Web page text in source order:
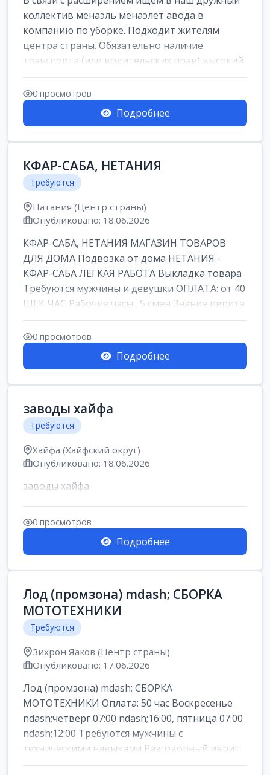
коллектив менаэль менаэлет авода в
компанию по уборке. Подходит жителям
центра страны. Обязательно наличие
транспорта (или водительских прав) высокий
уровень и...
0 просмотров
Подробнее
КФАР-САБА, НЕТАНИЯ
Требуются
Натания (Центр страны)
Опубликовано: 18.06.2026
КФАР-САБА, НЕТАНИЯ МАГАЗИН ТОВАРОВ
ДЛЯ ДОМА Подвозка от дома НЕТАНИЯ -
КФАР-САБА ЛЕГКАЯ РАБОТА Выкладка товара
Требуются мужчины и девушки ОПЛАТА: от 40
ШЕК ЧАС Рабочие часы:, 5 смен Знание иврита
не ...
0 просмотров
Подробнее
заводы хайфа
Требуются
Хайфа (Хайфский округ)
Опубликовано: 18.06.2026
заводы хайфа
0 просмотров
Подробнее
Лод (промзона) mdash; СБОРКА
МОТОТЕХНИКИ
Требуются
Зихрон Яаков (Центр страны)
Опубликовано: 17.06.2026
Лод (промзона) mdash; СБОРКА
МОТОТЕХНИКИ Оплата: 50 час Воскресенье
ndash;четверг 07:00 ndash;16:00, пятница 07:00
ndash;12:00 Требуются мужчины с
техническими навыками Разговорный иврит
или английски...